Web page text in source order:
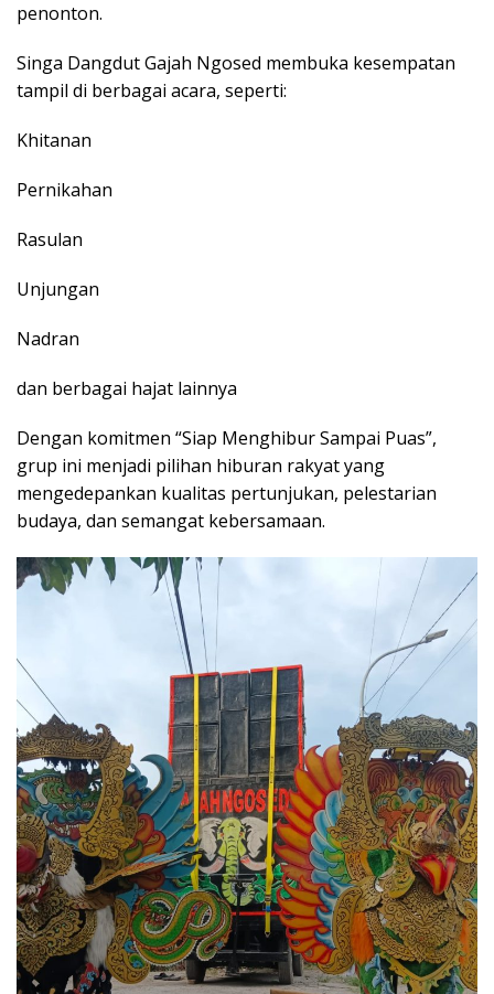
penonton.
Singa Dangdut Gajah Ngosed membuka kesempatan
tampil di berbagai acara, seperti:
Khitanan
Pernikahan
Rasulan
Unjungan
Nadran
dan berbagai hajat lainnya
Dengan komitmen “Siap Menghibur Sampai Puas”,
grup ini menjadi pilihan hiburan rakyat yang
mengedepankan kualitas pertunjukan, pelestarian
budaya, dan semangat kebersamaan.